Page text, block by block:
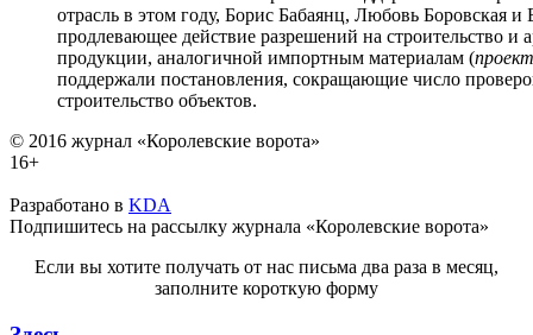
отрасль в этом году, Борис Бабаянц, Любовь Боровская
продлевающее действие разрешений на строительство и
продукции, аналогичной импортным материалам (
поддержали постановления, сокращающие число
строительство объектов.
© 2016 журнал «Королевские ворота»
16+
Разработано в KDA
Подпишитесь на рассылку журнала «Королевские ворота»
Если вы хотите получать от нас письма два раза в месяц,
заполните короткую форму